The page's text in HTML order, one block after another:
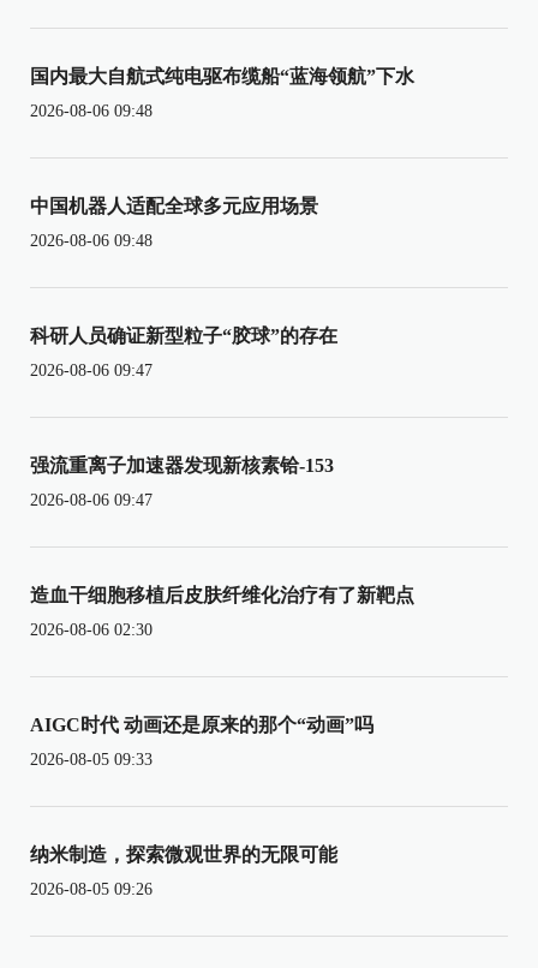
国内最大自航式纯电驱布缆船“蓝海领航”下水
2026-08-06 09:48
中国机器人适配全球多元应用场景
2026-08-06 09:48
科研人员确证新型粒子“胶球”的存在
2026-08-06 09:47
强流重离子加速器发现新核素铪-153
2026-08-06 09:47
造血干细胞移植后皮肤纤维化治疗有了新靶点
2026-08-06 02:30
AIGC时代 动画还是原来的那个“动画”吗
2026-08-05 09:33
纳米制造，探索微观世界的无限可能
2026-08-05 09:26